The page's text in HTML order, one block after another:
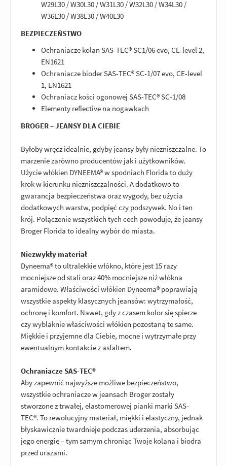
W29L30 / W30L30 / W31L30 / W32L30 / W34L30 /
W36L30 / W38L30 / W40L30
BEZPIECZEŃSTWO
Ochraniacze kolan SAS-TEC® SC1/06 evo, CE-level 2,
EN1621
Ochraniacze bioder SAS-TEC® SC-1/07 evo, CE-level
1, EN1621
Ochraniacz kości ogonowej SAS-TEC® SC-1/08
Elementy reflective na nogawkach
BROGER – JEANSY DLA CIEBIE
Byłoby wręcz idealnie, gdyby jeansy były niezniszczalne. To
marzenie zarówno producentów jak i użytkowników.
Użycie włókien DYNEEMA® w spodniach Florida to duży
krok w kierunku niezniszczalności. A dodatkowo to
gwarancja bezpieczeństwa oraz wygody, bez użycia
dodatkowych warstw, podpięć czy podszywek. No i ten
krój. Połączenie wszystkich tych cech powoduje, że jeansy
Broger Florida to idealny wybór do miasta.
Niezwykły materiał
Dyneema® to ultralekkie włókno, które jest 15 razy
mocniejsze od stali oraz 40% mocniejsze niż włókna
aramidowe. Właściwości włókien Dyneema® poprawiają
wszystkie aspekty klasycznych jeansów: wytrzymałość,
ochronę i komfort. Nawet, gdy z czasem kolor się spierze
czy wyblaknie właściwości włókien pozostaną te same.
Miękkie i przyjemne dla Ciebie, mocne i wytrzymałe przy
ewentualnym kontakcie z asfaltem.
Ochraniacze SAS-TEC®
Aby zapewnić najwyższe możliwe bezpieczeństwo,
wszystkie ochraniacze w jeansach Broger zostały
stworzone z trwałej, elastomerowej pianki marki SAS-
TEC®. To rewolucyjny materiał, miękki i elastyczny, jednak
błyskawicznie twardnieje podczas uderzenia, absorbując
jego energię – tym samym chroniąc Twoje kolana i biodra
przed urazami.